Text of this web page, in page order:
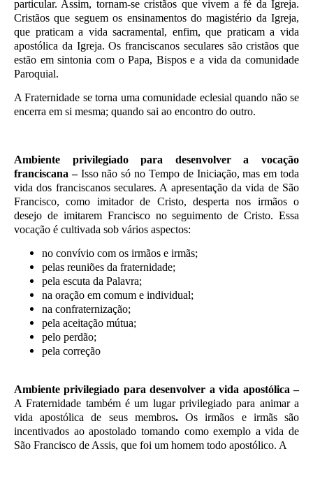
particular. Assim, tornam-se cristãos que vivem a fé da Igreja.
Cristãos que seguem os ensinamentos do magistério da Igreja,
que praticam a vida sacramental, enfim, que praticam a vida
apostólica da Igreja. Os franciscanos seculares são cristãos que
estão em sintonia com o Papa, Bispos e a vida da comunidade
Paroquial.
A Fraternidade se torna uma comunidade eclesial quando não se
encerra em si mesma; quando sai ao encontro do outro.
Ambiente privilegiado para desenvolver a vocação
franciscana – Isso não só no Tempo de Iniciação, mas em toda
vida dos franciscanos seculares. A apresentação da vida de São
Francisco, como imitador de Cristo, desperta nos irmãos o
desejo de imitarem Francisco no seguimento de Cristo. Essa
vocação é cultivada sob vários aspectos:
no convívio com os irmãos e irmãs;
pelas reuniões da fraternidade;
pela escuta da Palavra;
na oração em comum e individual;
na confraternização;
pela aceitação mútua;
pelo perdão;
pela correção
Ambiente privilegiado para desenvolver a vida apostólica –
A Fraternidade também é um lugar privilegiado para animar a
vida apostólica de seus membros.Os irmãos e irmãs são
incentivados ao apostolado tomando como exemplo a vida de
São Francisco de Assis, que foi um homem todo apostólico. A